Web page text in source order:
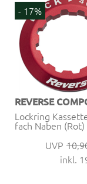
- 17%
REVERSE
Lockring
fach Naben (Rot)
inkl.